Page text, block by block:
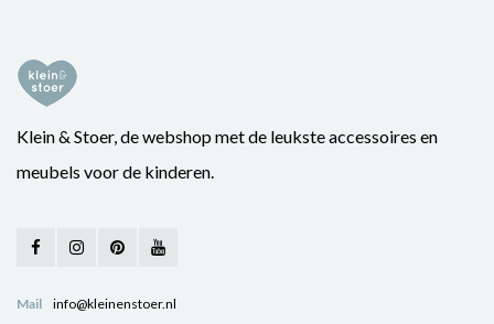
Klein & Stoer, de webshop met de leukste accessoires en
meubels voor de kinderen.
Mail info@kleinenstoer.nl